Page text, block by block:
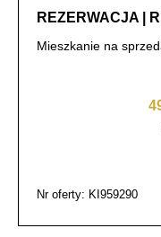
REZERWACJA |
Mieszkanie na
Nr oferty: KI959290